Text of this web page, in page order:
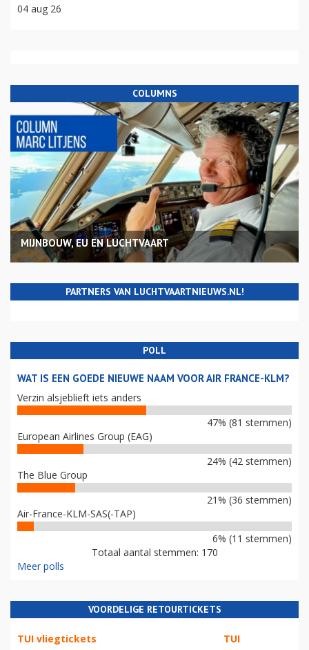
04 aug 26
COLUMNS
MIJNBOUW, EU EN LUCHTVAART
PARTNERS VAN LUCHTVAARTNIEUWS.NL!
POLL
WAT IS EEN GOEDE NIEUWE NAAM VOOR AIR FRANCE-KLM?
Verzin alsjeblieft iets anders
47% (81 stemmen)
European Airlines Group (EAG)
24% (42 stemmen)
The Blue Group
21% (36 stemmen)
Air-France-KLM-SAS(-TAP)
6% (11 stemmen)
Totaal aantal stemmen: 170
Meer polls
VOORDELIGE RETOURTICKETS
TUI vliegtickets TUI